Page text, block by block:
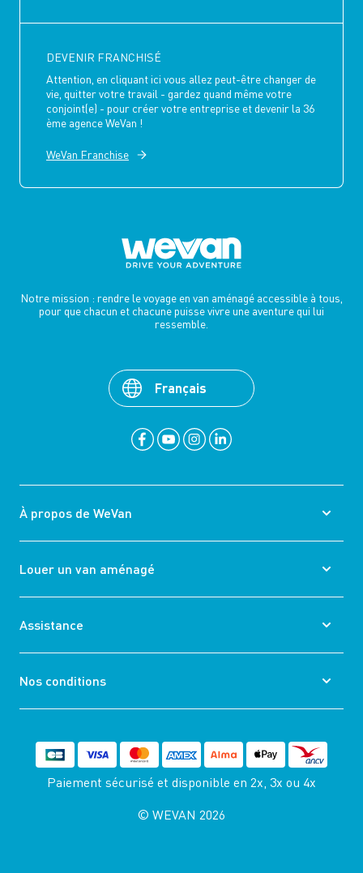
DEVENIR FRANCHISÉ
Attention, en cliquant ici vous allez peut-être changer de
vie, quitter votre travail - gardez quand même votre
conjoint(e) - pour créer votre entreprise et devenir la 36
ème agence WeVan !
WeVan Franchise
Notre mission : rendre le voyage en van aménagé accessible à tous,
pour que chacun et chacune puisse vivre une aventure qui lui
ressemble.
À propos de WeVan
Louer un van aménagé
Assistance
Nos conditions
Français
Paiement sécurisé et disponible en 2x, 3x ou 4x
© WEVAN 2026